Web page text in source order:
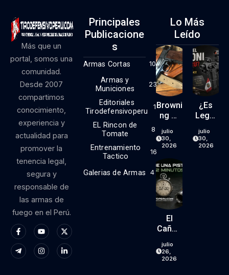
Más que un
portal, somos una
comunidad.
Desde 2007
compartimos
conocimiento,
experiencia y
actualidad para
promover la
tenencia legal,
segura y
responsable de
las armas de
fuego en el Perú.
Principales
Publicacione
S
Armas Cortas 10
Armas y
Municiones
23
Editoriales
Tirodefensivoperu
1
EL Rincon de
Tomate
8
Entrenamiento
Tactico
16
Galerias de Armas 4
Lo Más
Leído
Browni
Ng Hi
9mm
(parte
1)
julio
30,
2026
¿Es
Legal
RONI
En El
julio
30,
2026
El
Cañón
Una
Pistola
julio
26,
2026